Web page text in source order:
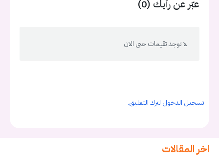
عبّر عن رأيك (0)
لا توجد تقيمات حتى الان
تسجيل الدخول لترك التعليق.
اخر المقالات